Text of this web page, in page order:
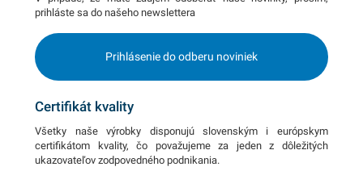
prihláste sa do našeho newslettera
Prihlásenie do odberu noviniek
Certifikát kvality
Všetky naše výrobky disponujú slovenským i európskym
certifikátom kvality, čo považujeme za jeden z dôležitých
ukazovateľov zodpovedného podnikania.